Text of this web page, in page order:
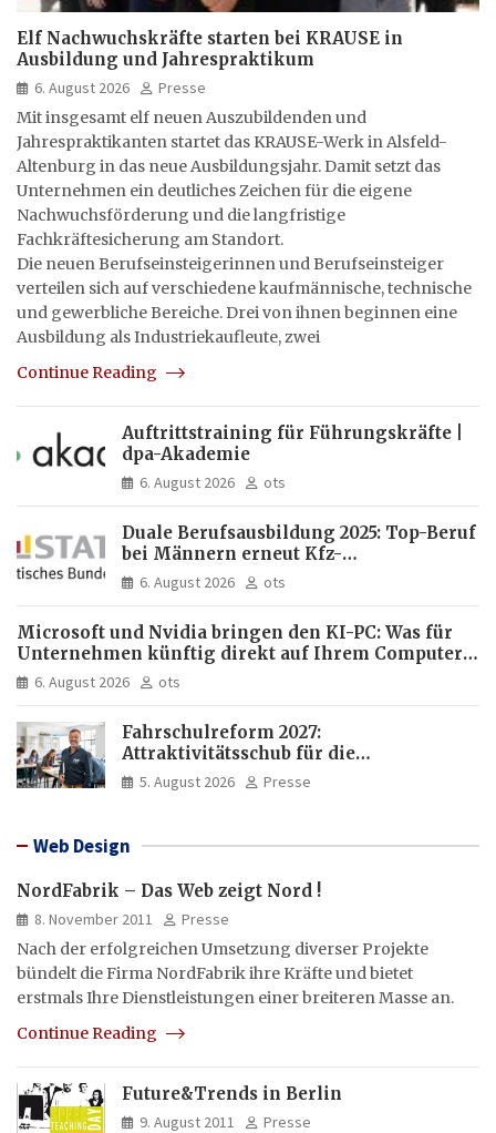
Elf Nachwuchskräfte starten bei KRAUSE in
Ausbildung und Jahrespraktikum
6. August 2026
Presse
Mit insgesamt elf neuen Auszubildenden und
Jahrespraktikanten startet das KRAUSE-Werk in Alsfeld-
Altenburg in das neue Ausbildungsjahr. Damit setzt das
Unternehmen ein deutliches Zeichen für die eigene
Nachwuchsförderung und die langfristige
Fachkräftesicherung am Standort.
Die neuen Berufseinsteigerinnen und Berufseinsteiger
verteilen sich auf verschiedene kaufmännische, technische
und gewerbliche Bereiche. Drei von ihnen beginnen eine
Ausbildung als Industriekaufleute, zwei
Continue Reading
Auftrittstraining für Führungskräfte |
dpa-Akademie
6. August 2026 ots
Duale Berufsausbildung 2025: Top-Beruf
bei Männern erneut Kfz-
Mechatroniker, bei Frauen
medizinische Fachangestellte
6. August 2026 ots
Microsoft und Nvidia bringen den KI-PC: Was für
Unternehmen künftig direkt auf Ihrem Computer
läuft und was weiter in der Cloud bleibt
6. August 2026 ots
Fahrschulreform 2027:
Attraktivitätsschub für die
Fahrlehrerausbildung
5. August 2026 Presse
Web Design
NordFabrik – Das Web zeigt Nord !
8. November 2011
Presse
Nach der erfolgreichen Umsetzung diverser Projekte
bündelt die Firma NordFabrik ihre Kräfte und bietet
erstmals Ihre Dienstleistungen einer breiteren Masse an.
Continue Reading
Future&Trends in Berlin
9. August 2011 Presse